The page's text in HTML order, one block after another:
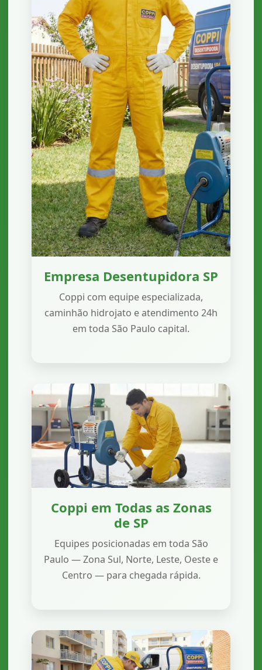
Empresa Desentupidora SP
Coppi com equipe especializada,
caminhão hidrojato e atendimento 24h
em toda São Paulo capital.
Coppi em Todas as Zonas
de SP
Equipes posicionadas em toda São
Paulo — Zona Sul, Norte, Leste, Oeste e
Centro — para chegada rápida.